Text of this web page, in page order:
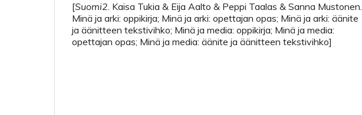
[Suomi2. Kaisa Tukia & Eija Aalto & Peppi Taalas & Sanna Mustonen.
Minä ja arki: oppikirja; Minä ja arki: opettajan opas; Minä ja arki: äänite
ja äänitteen tekstivihko; Minä ja media: oppikirja; Minä ja media:
opettajan opas; Minä ja media: äänite ja äänitteen tekstivihko]